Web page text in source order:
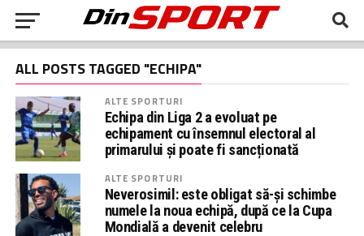
ALL POSTS TAGGED "ECHIPA"
ALTE SPORTURI
Echipa din Liga 2 a evoluat pe
echipament cu însemnul electoral al
primarului și poate fi sancționată
ALTE SPORTURI
Neverosimil: este obligat să-și schimbe
numele la noua echipă, după ce la Cupa
Mondială a devenit celebru